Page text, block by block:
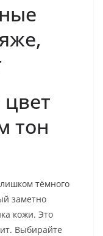
тон
тёмного
заметно
кожи. Это
Выбирайте